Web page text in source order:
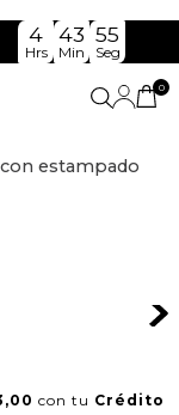
4
Hrs
43
Min
55
Seg
0
estampado
con tu Crédito